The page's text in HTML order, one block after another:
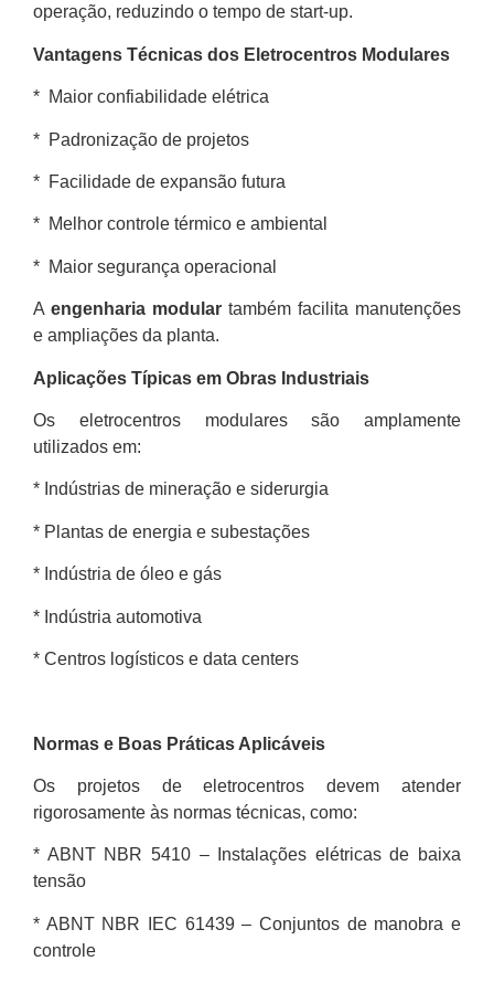
operação, reduzindo o tempo de start-up.
Vantagens Técnicas dos Eletrocentros Modulares
* Maior confiabilidade elétrica
* Padronização de projetos
* Facilidade de expansão futura
* Melhor controle térmico e ambiental
* Maior segurança operacional
A engenharia modular também facilita manutenções
e ampliações da planta.
Aplicações Típicas em Obras Industriais
Os eletrocentros modulares são amplamente
utilizados em:
* Indústrias de mineração e siderurgia
* Plantas de energia e subestações
* Indústria de óleo e gás
* Indústria automotiva
* Centros logísticos e data centers
Normas e Boas Práticas Aplicáveis
Os projetos de eletrocentros devem atender
rigorosamente às normas técnicas, como:
* ABNT NBR 5410 – Instalações elétricas de baixa
tensão
* ABNT NBR IEC 61439 – Conjuntos de manobra e
controle